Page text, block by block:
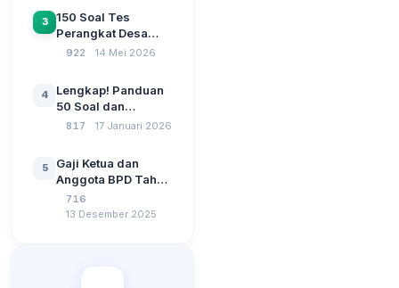
SPP Pencairan
Dana Desa
3
150 Soal Tes
Perangkat Desa
2026: Administrasi
Kebangsaan, dan
Komputer Beserta
Jawaban Paling
922 14 Mei 2026
4
Lengkap! Panduan
50 Soal dan
Jawaban Tes
Berdasarkan UU No
3 Tahun 2024
817 17 Januari 2026
5
Gaji Ketua dan
Anggota BPD Tahun
2026, Berapa
Besarannya? Ada
716
13 Desember 2025